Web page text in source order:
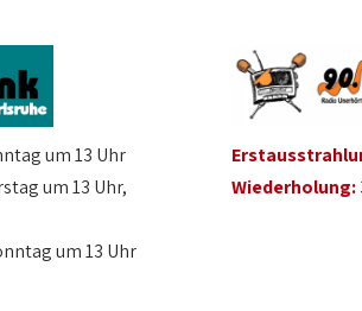
um 13 Uhr
um 13 Uhr,
um 13 Uhr
Wiederholung: